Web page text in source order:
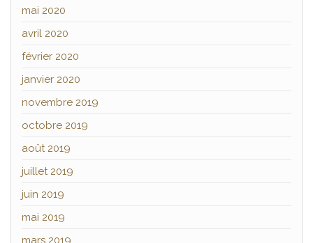
mai 2020
avril 2020
février 2020
janvier 2020
novembre 2019
octobre 2019
août 2019
juillet 2019
juin 2019
mai 2019
mars 2019